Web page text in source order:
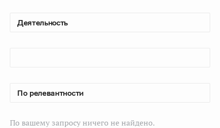
По вашему запросу ничего не найдено.